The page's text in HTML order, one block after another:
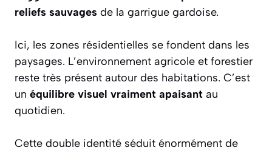
reliefs sauvages de la garrigue gardoise.
Ici, les zones résidentielles se fondent dans les
paysages. L’environnement agricole et forestier
reste très présent autour des habitations. C’est
un équilibre visuel vraiment apaisant au
quotidien.
Cette double identité séduit énormément de